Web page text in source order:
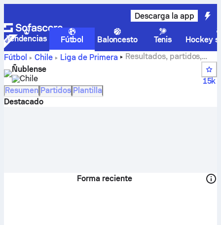
Descarga la app
Tendencias Fútbol Baloncesto Tenis
Hockey
Fútbol
Chile Liga de Primera
Resultados, partidos,
clasificaciones y estadísticas de Nublense
Ñublense
Chile
15k
Resumen Partidos Plantilla
Destacado
Forma reciente